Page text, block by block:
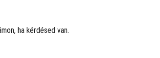
ha kérdésed van.